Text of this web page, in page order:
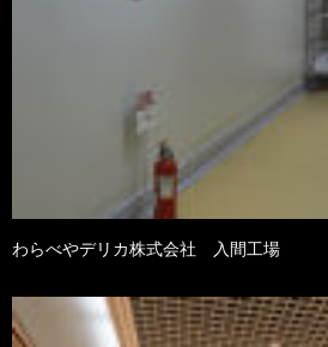
わらべやデリカ株式会社 入間工場